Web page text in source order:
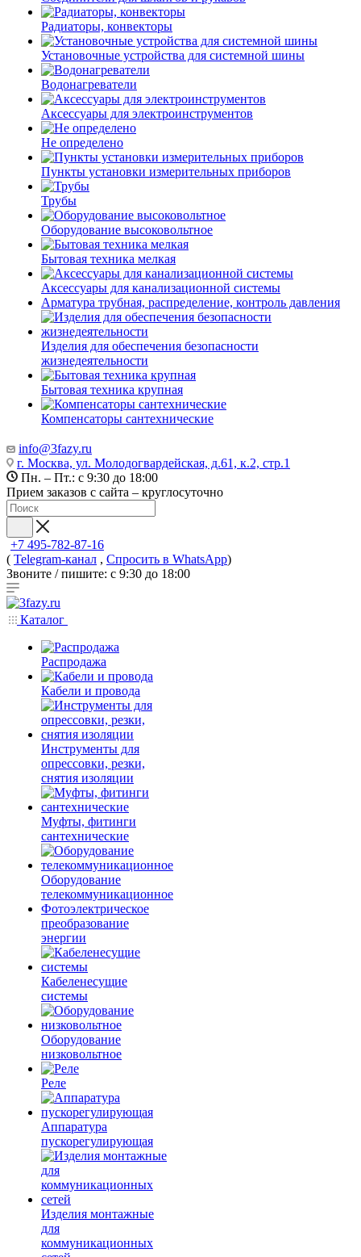
Радиаторы, конвекторы
Установочные устройства для системной шины
Водонагреватели
Аксессуары для электроинструментов
Не определено
Пункты установки измерительных приборов
Трубы
Оборудование высоковольтное
Бытовая техника мелкая
Аксессуары для канализационной системы
Арматура трубная, распределение, контроль давления
Изделия для обеспечения безопасности
жизнедеятельности
Бытовая техника крупная
Компенсаторы сантехнические
info@3fazy.ru
г. Москва, ул. Молодогвардейская, д.61, к.2, стр.1
Пн. – Пт.: с 9:30 до 18:00
Прием заказов с сайта – круглосуточно
+7 495-782-87-16
( Telegram-канал , Спросить в WhatsApp)
Звоните / пишите: с 9:30 до 18:00
Каталог
Распродажа
Кабели и провода
Инструменты для
опрессовки, резки,
снятия изоляции
Муфты, фитинги
сантехнические
Оборудование
телекоммуникационное
Фотоэлектрическое
преобразование
энергии
Кабеленесущие
системы
Оборудование
низковольтное
Реле
Аппаратура
пускорегулирующая
Изделия монтажные
для
коммуникационных